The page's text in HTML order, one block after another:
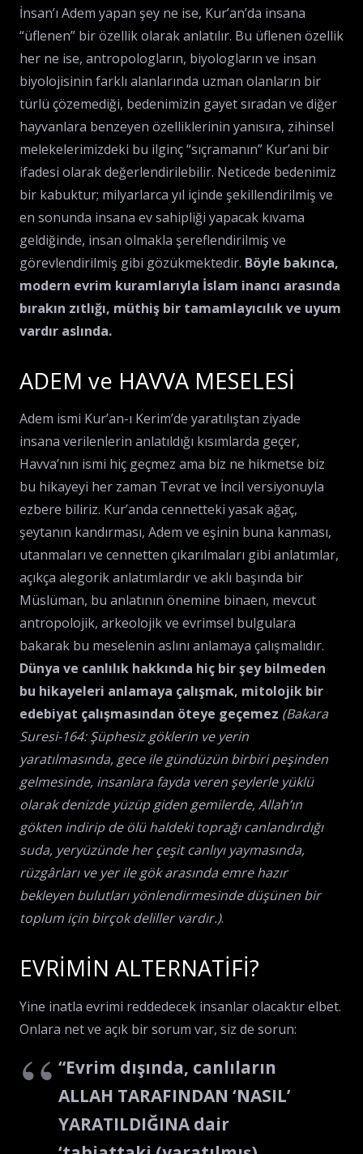
İnsan’ı Adem yapan şey ne ise, Kur’an’da insana
“üflenen” bir özellik olarak anlatılır. Bu üflenen özellik
her ne ise, antropologların, biyologların ve insan
biyolojisinin farklı alanlarında uzman olanların bir
türlü çözemediği, bedenimizin gayet sıradan ve diğer
hayvanlara benzeyen özelliklerinin yanısıra, zihinsel
melekelerimizdeki bu ilginç “sıçramanın” Kur’ani bir
ifadesi olarak değerlendirilebilir. Neticede bedenimiz
bir kabuktur; milyarlarca yıl içinde şekillendirilmiş ve
en sonunda insana ev sahipliği yapacak kıvama
geldiğinde, insan olmakla şereflendirilmiş ve
görevlendirilmiş gibi gözükmektedir. Böyle bakınca,
modern evrim kuramlarıyla İslam inancı arasında
bırakın zıtlığı, müthiş bir tamamlayıcılık ve uyum
vardır aslında.
ADEM ve HAVVA MESELESİ
Adem ismi Kur’an-ı Kerim’de yaratılıştan ziyade
insana verilenlerin anlatıldığı kısımlarda geçer,
Havva’nın ismi hiç geçmez ama biz ne hikmetse biz
bu hikayeyi her zaman Tevrat ve İncil versiyonuyla
ezbere biliriz. Kur’anda cennetteki yasak ağaç,
şeytanın kandırması, Adem ve eşinin buna kanması,
utanmaları ve cennetten çıkarılmaları gibi anlatımlar,
açıkça alegorik anlatımlardır ve aklı başında bir
Müslüman, bu anlatının önemine binaen, mevcut
antropolojik, arkeolojik ve evrimsel bulgulara
bakarak bu meselenin aslını anlamaya çalışmalıdır.
Dünya ve canlılık hakkında hiç bir şey bilmeden
bu hikayeleri anlamaya çalışmak, mitolojik bir
edebiyat çalışmasından öteye geçemez (Bakara
Suresi-164: Şüphesiz göklerin ve yerin
yaratılmasında, gece ile gündüzün birbiri peşinden
gelmesinde, insanlara fayda veren şeylerle yüklü
olarak denizde yüzüp giden gemilerde, Allah’ın
gökten indirip de ölü haldeki toprağı canlandırdığı
suda, yeryüzünde her çeşit canlıyı yaymasında,
rüzgârları ve yer ile gök arasında emre hazır
bekleyen bulutları yönlendirmesinde düşünen bir
toplum için birçok deliller vardır.).
EVRİMİN ALTERNATİFİ?
Yine inatla evrimi reddedecek insanlar olacaktır elbet.
Onlara net ve açık bir sorum var, siz de sorun:
“Evrim dışında, canlıların
ALLAH TARAFINDAN ‘NASIL’
YARATILDIĞINA dair